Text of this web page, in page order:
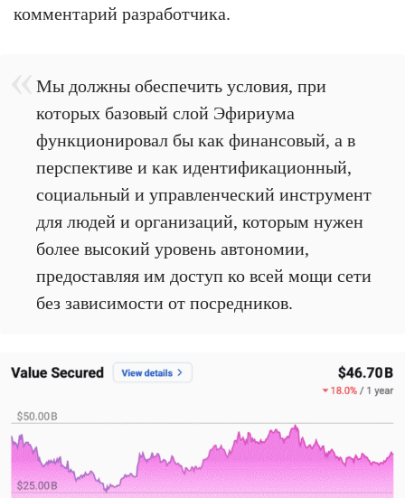
комментарий разработчика.
Мы должны обеспечить условия, при
которых базовый слой Эфириума
функционировал бы как финансовый, а в
перспективе и как идентификационный,
социальный и управленческий инструмент
для людей и организаций, которым нужен
более высокий уровень автономии,
предоставляя им доступ ко всей мощи сети
без зависимости от посредников.